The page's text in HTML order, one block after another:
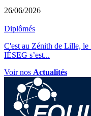
26/06/2026
Diplômés
C'est au Zénith de Lille, le
IÉSEG s’est...
Voir nos Actualités